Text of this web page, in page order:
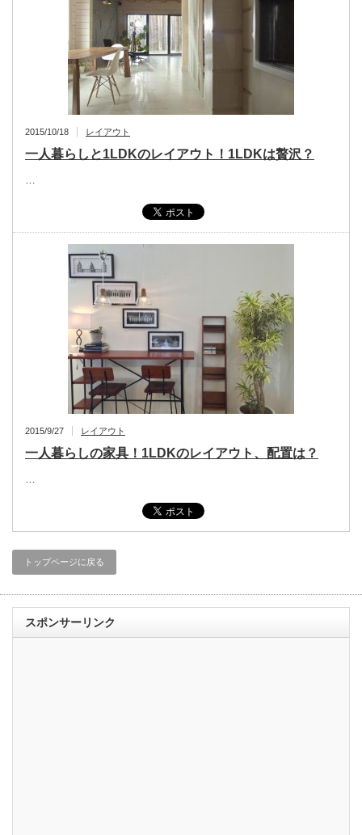
2015/10/18 レイアウト
一人暮らしと1LDKのレイアウト！1LDKは贅沢？
…
2015/9/27 レイアウト
一人暮らしの家具！1LDKのレイアウト、配置は？
…
トップページに戻る
スポンサーリンク